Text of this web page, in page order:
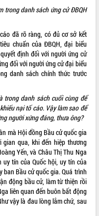
trong danh sách ứng cử ĐBQH
đã rõ ràng, có đủ cơ sở kết
chuẩn của ĐBQH, đại biểu
định đối với người ứng cử
đối với người ứng cử đại biểu
danh sách chính thức trước
trong danh sách cuối cùng để
nại tố cáo. Vậy làm sao để
người xứng đáng, thưa ông?
mà Hội đồng Bầu cử quốc gia
qua, khi đến hiệp thương
Yến, và Châu Thị Thu Nga
tín của Quốc hội, uy tín của
ban Bầu cử quốc gia. Quá trình
động bầu cử, làm từ thiện rồi
liên quan đến buôn bất động
vậy là đau lòng lắm chứ, sau